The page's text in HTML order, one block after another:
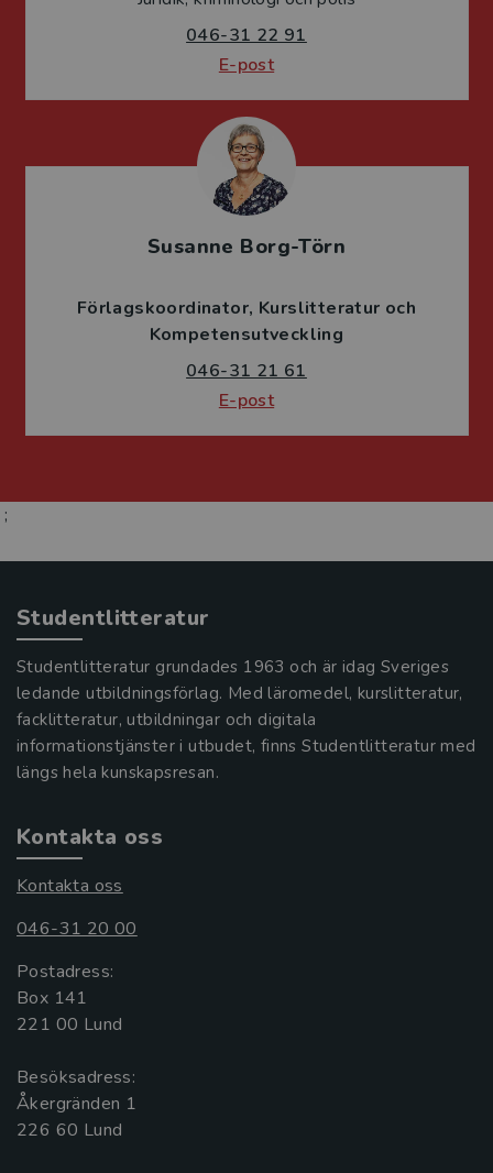
046-31 22 91
E-post
Susanne Borg-Törn
Förlagskoordinator Kurslitteratur och
Kompetensutveckling
046-31 21 61
E-post
;
Studentlitteratur
Studentlitteratur grundades 1963 och är idag Sveriges
ledande utbildningsförlag. Med läromedel, kurslitteratur,
facklitteratur, utbildningar och digitala
informationstjänster i utbudet, finns Studentlitteratur med
längs hela kunskapsresan.
Kontakta oss
Kontakta oss
046-31 20 00
Postadress:
Box 141
221 00 Lund
Besöksadress:
Åkergränden 1